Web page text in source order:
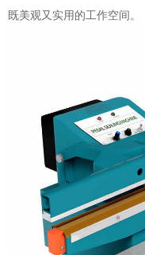
既美观又实用的工作空间。